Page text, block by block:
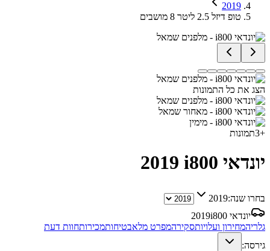
2019
טופ דיזל 2.5 ליטר 8 מושבים
הצג את כל התמונות
+
3תמונות
יונדאי i800 2019
בחרו שנה:2019
יונדאי i800
2019
גלריהמחירון ועלויותסקירהמפרט מלאבטיחותמכירותחוות דעת
גירסה: